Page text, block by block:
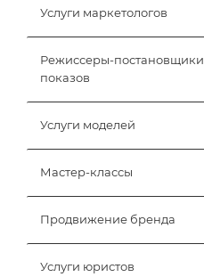
Услуги маркетологов
Режиссеры-постановщики
показов
Услуги моделей
Мастер-классы
Продвижение бренда
Услуги юристов